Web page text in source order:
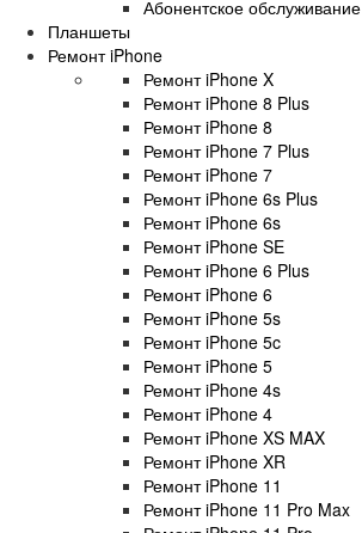
Абонентское обслуживание
Планшеты
Ремонт iPhone
Ремонт iPhone X
Ремонт iPhone 8 Plus
Ремонт iPhone 8
Ремонт iPhone 7 Plus
Ремонт iPhone 7
Ремонт iPhone 6s Plus
Ремонт iPhone 6s
Ремонт iPhone SE
Ремонт iPhone 6 Plus
Ремонт iPhone 6
Ремонт iPhone 5s
Ремонт iPhone 5c
Ремонт iPhone 5
Ремонт iPhone 4s
Ремонт iPhone 4
Ремонт iPhone XS MAX
Ремонт iPhone XR
Ремонт iPhone 11
Ремонт iPhone 11 Pro Max